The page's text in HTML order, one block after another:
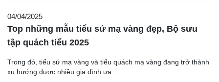
04/04/2025
Top những mẫu tiểu sứ mạ vàng đẹp, Bộ sưu
tập quách tiểu 2025
Trong đó, tiểu sứ mạ vàng và tiểu quách mạ vàng đang trở thành
xu hướng được nhiều gia đình ưa ...